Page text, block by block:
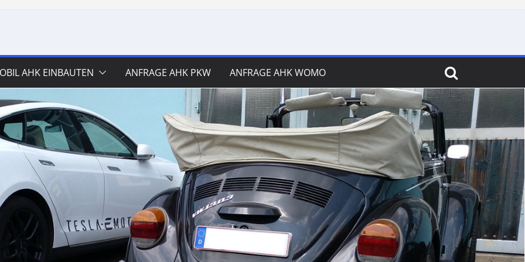
AHK EINBAUTEN ANFRAGE AHK PKW ANFRAGE AHK WOMO